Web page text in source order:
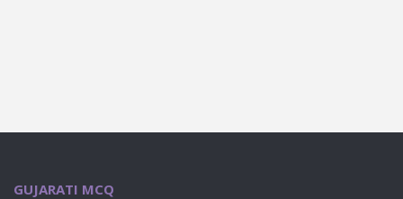
GUJARATI MCQ